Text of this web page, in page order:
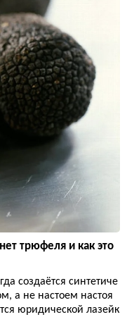
трюфеля и как это
создаётся синтетиче
а не настоем настоя
юридической лазейк